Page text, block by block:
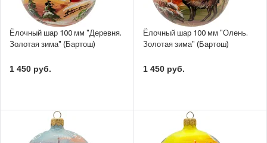
Ёлочный шар 100 мм "Деревня.
Золотая зима" (Бартош)
1 450 руб.
Ёлочный шар 100 мм "Олень.
Золотая зима" (Бартош)
1 450 руб.